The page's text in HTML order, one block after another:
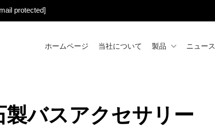
protected]
ホームページ 当社について 製品 ニュース
製バスアクセサリー